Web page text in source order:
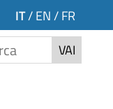
IT/ EN / FR
VAI